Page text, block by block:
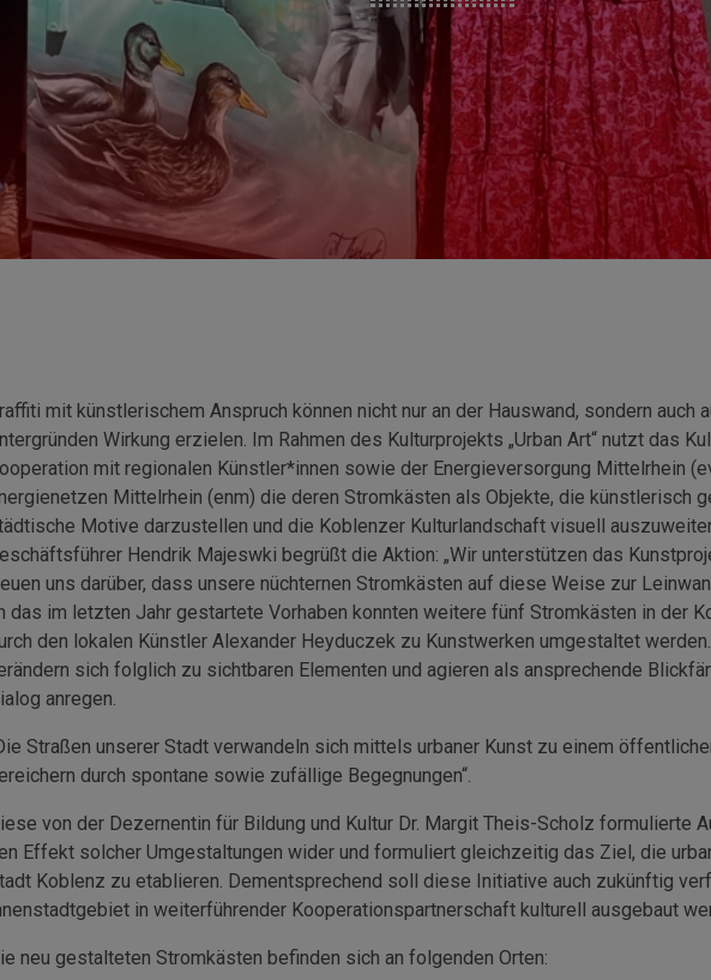
mit künstlerischem Anspruch können nicht nur an der Hauswand, sondern auch
Wirkung erzielen. Im Rahmen des Kulturprojekts „Urban Art“ nutzt das
mit regionalen Künstler*innen sowie der Energieversorgung Mittelrhein
Mittelrhein (enm) die deren Stromkästen als Objekte, die künstlerisch
Motive darzustellen und die Koblenzer Kulturlandschaft visuell
Hendrik Majeswki begrüßt die Aktion: „Wir unterstützen das
uns darüber, dass unsere nüchternen Stromkästen auf diese Weise zur
das im letzten Jahr gestartete Vorhaben konnten weitere fünf Stromkästen in der
den lokalen Künstler Alexander Heyduczek zu Kunstwerken umgestaltet
sich folglich zu sichtbaren Elementen und agieren als ansprechende
anregen.
Straßen unserer Stadt verwandeln sich mittels urbaner Kunst zu einem
durch spontane sowie zufällige Begegnungen“.
von der Dezernentin für Bildung und Kultur Dr. Margit Theis-Scholz formulierte
Effekt solcher Umgestaltungen wider und formuliert gleichzeitig das Ziel, die
Koblenz zu etablieren. Dementsprechend soll diese Initiative auch zukünftig
in weiterführender Kooperationspartnerschaft kulturell ausgebaut
neu gestalteten Stromkästen befinden sich an folgenden Orten: